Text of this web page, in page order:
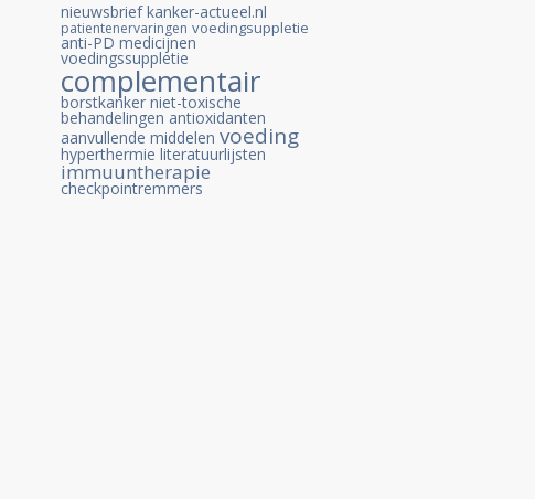
nieuwsbrief kanker-actueel.nl
patientenervaringen voedingsuppletie
anti-PD medicijnen
voedingssuppletie
complementair
borstkanker niet-toxische
behandelingen antioxidanten
aanvullende middelen voeding
hyperthermie literatuurlijsten
immuuntherapie
checkpointremmers